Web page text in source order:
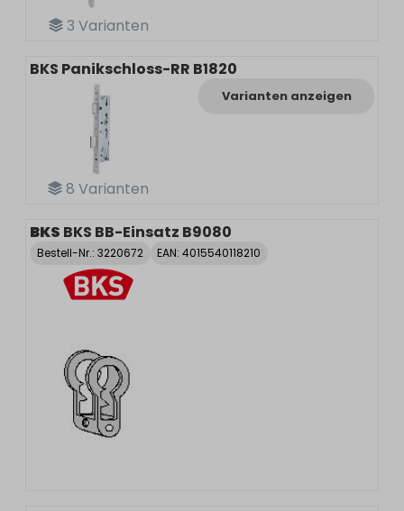
3 Varianten
8 Varianten
BKS Panikschloss-RR B1820
Varianten anzeigen
BKS BKS BB-Einsatz B9080
Bestell-Nr.: 3220672 EAN: 4015540118210